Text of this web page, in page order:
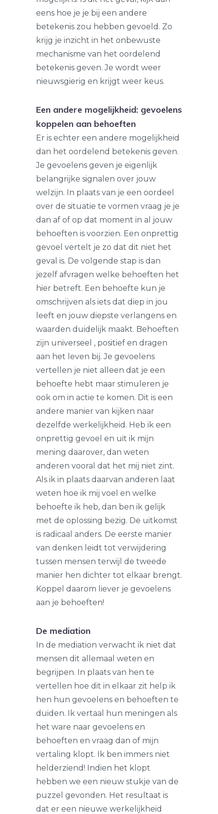
eens hoe je je bij een andere
betekenis zou hebben gevoeld. Zo
krijg je inzicht in het onbewuste
mechanisme van het oordelend
betekenis geven. Je wordt weer
nieuwsgierig en krijgt weer keus.
Een andere mogelijkheid: gevoelens
koppelen aan behoeften
Er is echter een andere mogelijkheid
dan het oordelend betekenis geven.
Je gevoelens geven je eigenlijk
belangrijke signalen over jouw
welzijn. In plaats van je een oordeel
over de situatie te vormen vraag je je
dan af of op dat moment in al jouw
behoeften is voorzien. Een onprettig
gevoel vertelt je zo dat dit niet het
geval is. De volgende stap is dan
jezelf afvragen welke behoeften het
hier betreft. Een behoefte kun je
omschrijven als iets dat diep in jou
leeft en jouw diepste verlangens en
waarden duidelijk maakt. Behoeften
zijn universeel , positief en dragen
aan het leven bij. Je gevoelens
vertellen je niet alleen dat je een
behoefte hebt maar stimuleren je
ook om in actie te komen. Dit is een
andere manier van kijken naar
dezelfde werkelijkheid. Heb ik een
onprettig gevoel en uit ik mijn
mening daarover, dan weten
anderen vooral dat het mij niet zint.
Als ik in plaats daarvan anderen laat
weten hoe ik mij voel en welke
behoefte ik heb, dan ben ik gelijk
met de oplossing bezig. De uitkomst
is radicaal anders. De eerste manier
van denken leidt tot verwijdering
tussen mensen terwijl de tweede
manier hen dichter tot elkaar brengt.
Koppel daarom liever je gevoelens
aan je behoeften!
De mediation
In de mediation verwacht ik niet dat
mensen dit allemaal weten en
begrijpen. In plaats van hen te
vertellen hoe dit in elkaar zit help ik
hen hun gevoelens en behoeften te
duiden. Ik vertaal hun meningen als
het ware naar gevoelens en
behoeften en vraag dan of mijn
vertaling klopt. Ik ben immers niet
helderziend! Indien het klopt
hebben we een nieuw stukje van de
puzzel gevonden. Het resultaat is
dat er een nieuwe werkelijkheid